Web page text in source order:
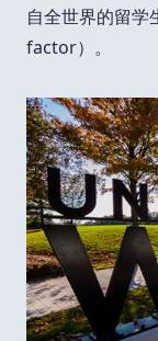
自全世界的留
factor）。